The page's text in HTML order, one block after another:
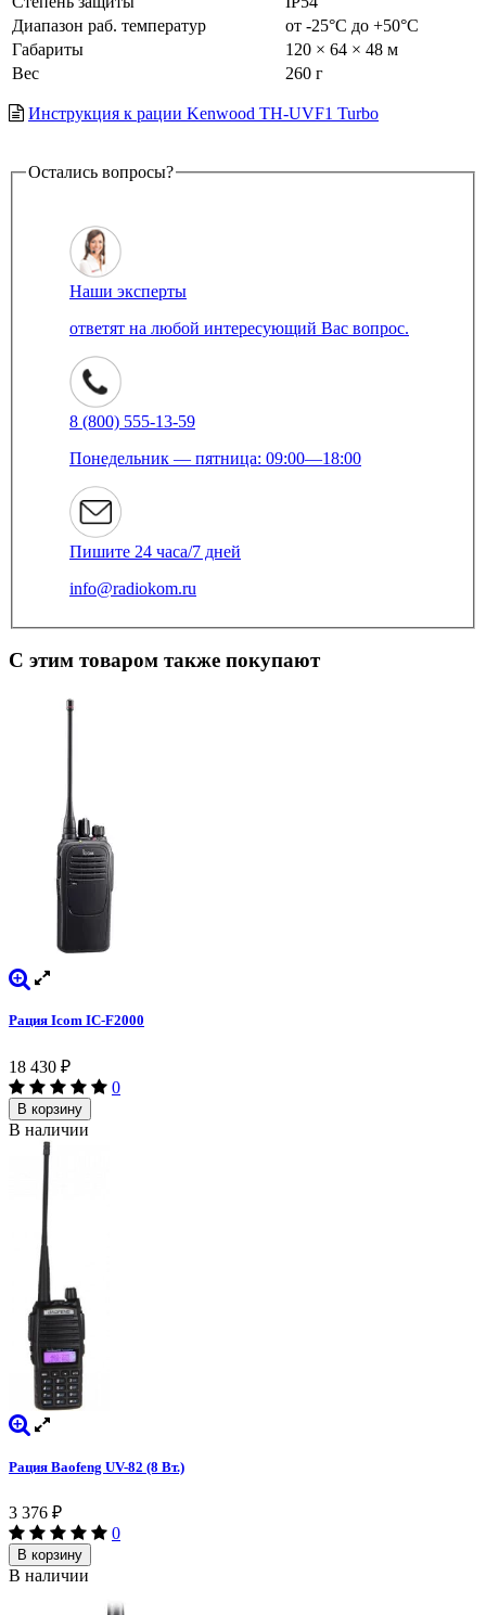
Диапазон раб. температур
от -25°С до +50°С
Габариты
120 × 64 × 48 м
Вес
260 г
Инструкция к рации Kenwood TH-UVF1 Turbo
Остались вопросы?
Наши эксперты
ответят на любой интересующий Вас вопрос.
8 (800) 555-13-59
Понедельник — пятница: 09:00—18:00
Пишите 24 часа/7 дней
info@radiokom.ru
С этим товаром также покупают
Рация Icom IC-F2000
18 430 ₽
0
В корзину
В наличии
Рация Baofeng UV-82 (8 Вт.)
3 376 ₽
0
В корзину
В наличии